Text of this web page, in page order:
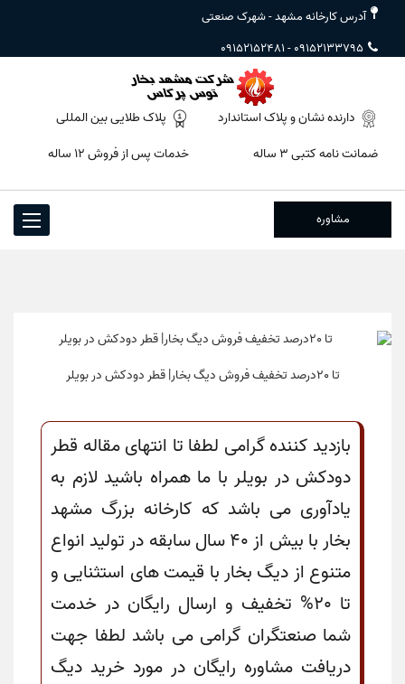
آدرس کارخانه مشهد - شهرک صنعتی
09152133795
-
09152152481
دارنده نشان و پلاک استاندارد
ضمانت نامه کتبی ۳ ساله
پلاک طلایی بین المللی
خدمات پس از فروش ۱۲ ساله
Toggle
مشاوره
تا 20درصد تخفیف فروش دیگ بخار| قطر دودکش در بویلر
بازدید کننده گرامی لطفا تا انتهای مقاله قطر
دودکش در بویلر با ما همراه باشید لازم به
یادآوری می باشد که کارخانه بزرگ مشهد
بخار با بیش از 40 سال سابقه در تولید انواع
متنوع از دیگ بخار با قیمت های استثنایی و
تا 20% تخفیف و ارسال رایگان در خدمت
شما صنعتگران گرامی می باشد لطفا جهت
دریافت مشاوره رایگان در مورد خرید دیگ